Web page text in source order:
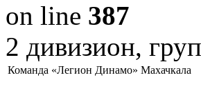
on line 387
2 дивизион,
Команда «Легион Динамо» Махачкала